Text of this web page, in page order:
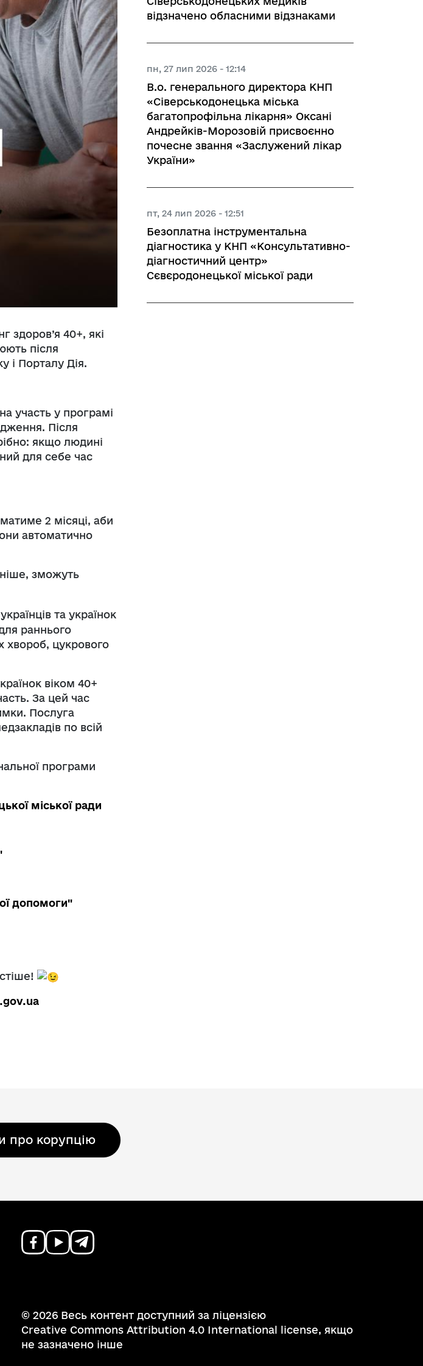
Регуляторні акти
здоров’я 40+, які
після
і Порталу Дія.
участь у програмі
Після
якщо людині
для себе час
2 місяці, аби
автоматично
зможуть
та українок
раннього
хвороб, цукрового
віком 40+
За цей час
Послуга
по всій
програми
міської ради
допомоги"
відзначено обласними відзнаками
пн, 27 лип 2026 - 12:14
В.о. генерального директора КНП
«Сіверськодонецька міська
багатопрофільна лікарня» Оксані
Андрейків-Морозовій присвоєнно
почесне звання «Заслужений лікар
України»
пт, 24 лип 2026 - 12:51
Безоплатна інструментальна
діагностика у КНП «Консультативно-
діагностичний центр»
Сєвєродонецької міської ради
про корупцію
© 2026 Весь контент доступний за ліцензією
Creative Commons Attribution 4.0 International license, якщо
не зазначено інше